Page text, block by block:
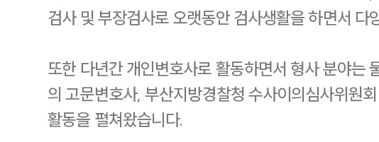
검사 및 부장검사로 오랫동안 검사생활을 하면서 다
또한 다년간 개인변호사로 활동하면서 형사 분야는
의 고문변호사, 부산지방경찰청 수사이의심사위원
활동을 펼쳐왔습니다.